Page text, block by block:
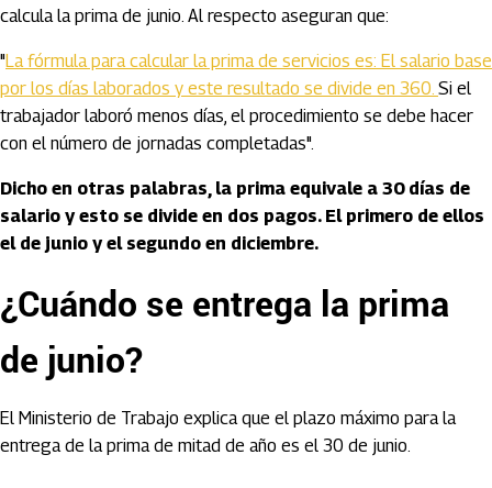
calcula la prima de junio. Al respecto aseguran que:
"La fórmula para calcular la prima de servicios es: El salario base
por los días laborados y este resultado se divide en 360. Si el
trabajador laboró menos días, el procedimiento se debe hacer
con el número de jornadas completadas".
Dicho en otras palabras, la prima equivale a 30 días de
salario y esto se divide en dos pagos. El primero de ellos
el de junio y el segundo en diciembre.
¿Cuándo se entrega la prima
de junio?
El Ministerio de Trabajo explica que el plazo máximo para la
entrega de la prima de mitad de año es el 30 de junio.